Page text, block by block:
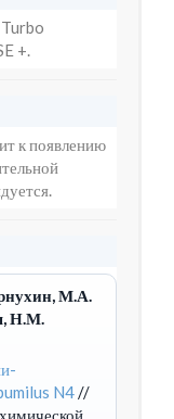
+.
к появлению
М.А.
Н.М.
N4 //